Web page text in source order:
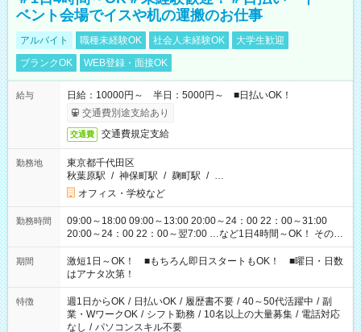
ベント会場でイスや机の運搬のお仕事
アルバイト 職種未経験OK 社会人未経験OK
大学生歓迎
ブランクOK
WEB登録・面接OK
給与
日給：10000円～ 半日：5000円～ ■日払いOK！
交通費別途支給あり
交通費 交通費規定支給
勤務地
東京都千代田区
秋葉原駅 / 神保町駅 / 麹町駅 / …
オフィス・学校など
勤務時間
09:00～18:00 09:00～13:00 20:00～24：00 22：00～31:00
20:00～24：00 22：00～翌7:00 …など1日4時間～OK！ その他
シフトもございます！ お気軽にご相談ください！
期間
激短1日～OK！ ■もちろん即日スタートもOK！ ■曜日・日数
はアナタ次第！
特徴 週1日からOK / 日払いOK / 履歴書不要 / 40～50代活躍中 / 副
業・WワークOK / シフト勤務 / 10名以上の大量募集 / 電話対応
なし / パソコンスキル不要